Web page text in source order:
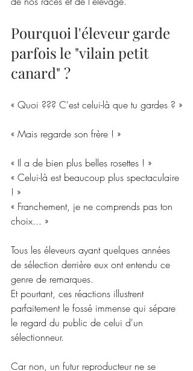
Pourquoi l'éleveur garde
parfois le "vilain petit
canard" ?
« Quoi ??? C'est celui-là que tu gardes ? »
« Mais regarde son frère ! »
« Il a de bien plus belles rosettes ! »
« Celui-là est beaucoup plus spectaculaire
! »
« Franchement, je ne comprends pas ton
choix... »
Tous les éleveurs ayant quelques années
de sélection derrière eux ont entendu ce
genre de remarques.
Et pourtant, ces réactions illustrent
parfaitement le fossé immense qui sépare
le regard du public de celui d'un
sélectionneur.
Car non, un futur reproducteur ne se